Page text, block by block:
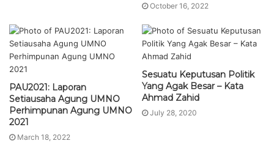
October 16, 2022
PAU2021: Laporan
Setiausaha Agung UMNO
Perhimpunan Agung UMNO
2021
March 18, 2022
Sesuatu Keputusan Politik
Yang Agak Besar – Kata
Ahmad Zahid
July 28, 2020